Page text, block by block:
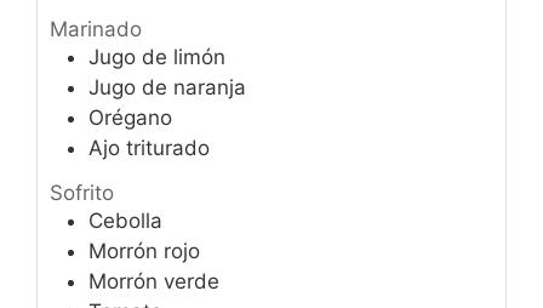
Marinado
Jugo de limón
Jugo de naranja
Orégano
Ajo triturado
Sofrito
Cebolla
Morrón rojo
Morrón verde